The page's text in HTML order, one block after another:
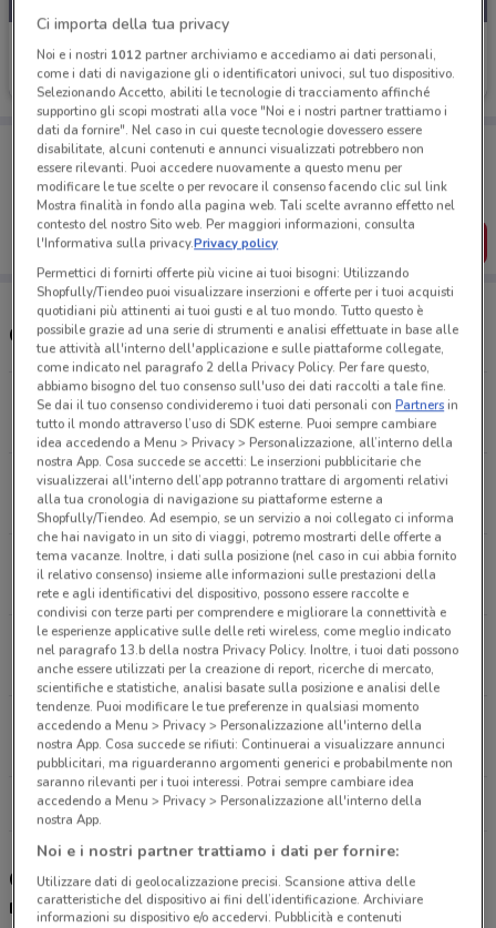
Eurospin
Scade domenica 12 km
Porta DoveConviene sempre con te!
Puoi trovare le migliori offerte dei negozi vicino a te,
salvarle e creare la tua lista del risparmio, comodamente
dal tuo cellulare.
SCARICA L’APP
Orari e Negozi Eurospin
Via Matteo Vanzan San Dona' Di Piave
12 km
APERTO
Via Fausta Cavallino Treporti
15.8 km
APERTO
Via Nuova Trevigiana, 114 Casale Sul Sile
25.4 km
APERTO
Viale Trento E Trieste, 41 Marcon
26.2 km
APERTO
Via Triestina, 53 Favaro Veneto
27.8 km
APERTO
Tutti i negozi Eurospin
Gli sconti del nuovo volantino Eurospin e i
negozi
Ci importa della tua privacy
Noi e i nostri 1012partner archiviamo e accediamo ai dati personali,
come i dati di navigazione gli o identificatori univoci, sul tuo dispositivo.
Selezionando Accetto, abiliti le tecnologie di tracciamento affinché
supportino gli scopi mostrati alla voce "Noi e i nostri partner trattiamo i
dati da fornire". Nel caso in cui queste tecnologie dovessero essere
disabilitate, alcuni contenuti e annunci visualizzati potrebbero non
essere rilevanti. Puoi accedere nuovamente a questo menu per
modificare le tue scelte o per revocare il consenso facendo clic sul link
Mostra finalità in fondo alla pagina web. Tali scelte avranno effetto nel
contesto del nostro Sito web. Per maggiori informazioni, consulta
l'Informativa sulla privacy.Privacy policy
Permettici di fornirti offerte più vicine ai tuoi bisogni: Utilizzando
Shopfully/Tiendeo puoi visualizzare inserzioni e offerte per i tuoi acquisti
quotidiani più attinenti ai tuoi gusti e al tuo mondo. Tutto questo è
possibile grazie ad una serie di strumenti e analisi effettuate in base alle
tue attività all'interno dell'applicazione e sulle piattaforme collegate,
come indicato nel paragrafo 2 della Privacy Policy. Per fare questo,
abbiamo bisogno del tuo consenso sull'uso dei dati raccolti a tale fine.
Se dai il tuo consenso condivideremo i tuoi dati personali conPartnersin
tutto il mondo attraverso l’uso di SDK esterne. Puoi sempre cambiare
idea accedendo a Menu > Privacy > Personalizzazione, all’interno della
nostra App. Cosa succede se accetti: Le inserzioni pubblicitarie che
visualizzerai all'interno dell’app potranno trattare di argomenti relativi
alla tua cronologia di navigazione su piattaforme esterne a
Shopfully/Tiendeo. Ad esempio, se un servizio a noi collegato ci informa
che hai navigato in un sito di viaggi, potremo mostrarti delle offerte a
tema vacanze. Inoltre, i dati sulla posizione (nel caso in cui abbia fornito
il relativo consenso) insieme alle informazioni sulle prestazioni della
rete e agli identificativi del dispositivo, possono essere raccolte e
condivisi con terze parti per comprendere e migliorare la connettività e
le esperienze applicative sulle delle reti wireless, come meglio indicato
nel paragrafo 13.b della nostra Privacy Policy. Inoltre, i tuoi dati possono
anche essere utilizzati per la creazione di report, ricerche di mercato,
scientifiche e statistiche, analisi basate sulla posizione e analisi delle
tendenze. Puoi modificare le tue preferenze in qualsiasi momento
accedendo a Menu > Privacy > Personalizzazione all'interno della
nostra App. Cosa succede se rifiuti: Continuerai a visualizzare annunci
pubblicitari, ma riguarderanno argomenti generici e probabilmente non
saranno rilevanti per i tuoi interessi. Potrai sempre cambiare idea
accedendo a Menu > Privacy > Personalizzazione all'interno della
nostra App.
Noi e i nostri partner trattiamo i dati per fornire:
Utilizzare dati di geolocalizzazione precisi. Scansione attiva delle
caratteristiche del dispositivo ai fini dell’identificazione. Archiviare
informazioni su dispositivo e/o accedervi. Pubblicità e contenuti